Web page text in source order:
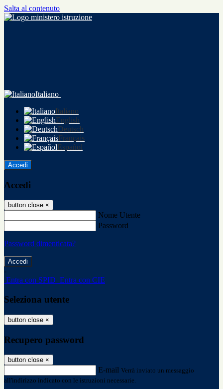
Salta al contenuto
Italiano
Italiano
English
Deutsch
Français
Español
Accedi
Accedi
button close ×
Nome Utente
Password
Password dimenticata?
-
Entra con SPID Entra con CIE
Seleziona utente
button close ×
Recupero password
button close ×
E-mail Verrà inviato un messaggio
all'indirizzo indicato con le istruzioni necessarie.